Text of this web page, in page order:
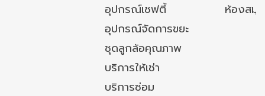
อุปกรณ์เซฟตี้
ห้องสมุ
อุปกรณ์จัดการขยะ
ชุดลูกล้อคุณภาพ
บริการให้เช่า
บริการซ่อม